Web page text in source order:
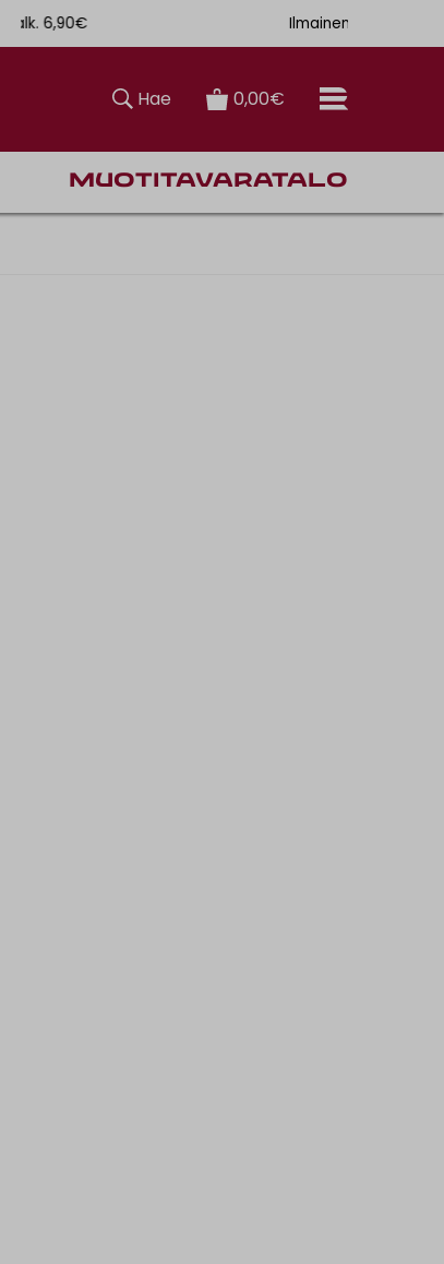
Ilmainen toimitus Manner-Suomeen yli 120 euron tilauksiin
Hae 0,00€
Muotitavaratalo